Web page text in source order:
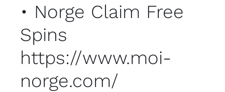
Services
Contact Us
• Norge Claim Free
Spins
https://www.moi-
norge.com/